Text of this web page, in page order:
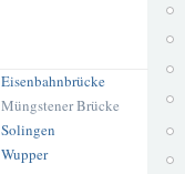
Eisenbahnbrücke
Müngstener Brücke
Solingen
Wupper